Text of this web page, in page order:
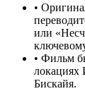
•
или
• Фильм
локациях
Бискайя.